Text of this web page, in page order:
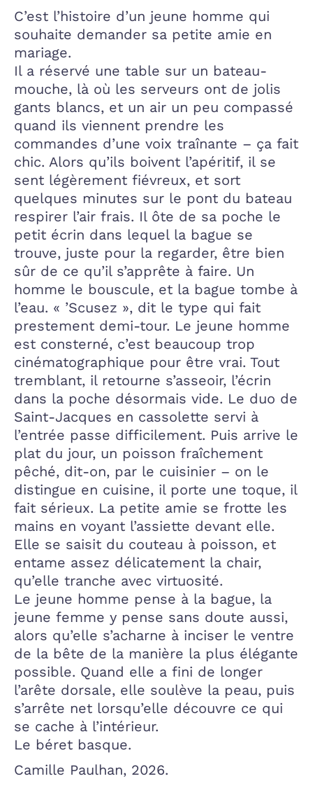
C’est l’histoire d’un jeune homme qui
souhaite demander sa petite amie en
mariage.
Il a réservé une table sur un bateau-
mouche, là où les serveurs ont de jolis
gants blancs, et un air un peu compassé
quand ils viennent prendre les
commandes d’une voix traînante – ça fait
chic. Alors qu’ils boivent l’apéritif, il se
sent légèrement fiévreux, et sort
quelques minutes sur le pont du bateau
respirer l’air frais. Il ôte de sa poche le
petit écrin dans lequel la bague se
trouve, juste pour la regarder, être bien
sûr de ce qu’il s’apprête à faire. Un
homme le bouscule, et la bague tombe à
l’eau. « ’Scusez », dit le type qui fait
prestement demi-tour. Le jeune homme
est consterné, c’est beaucoup trop
cinématographique pour être vrai. Tout
tremblant, il retourne s’asseoir, l’écrin
dans la poche désormais vide. Le duo de
Saint-Jacques en cassolette servi à
l’entrée passe difficilement. Puis arrive le
plat du jour, un poisson fraîchement
pêché, dit-on, par le cuisinier – on le
distingue en cuisine, il porte une toque, il
fait sérieux. La petite amie se frotte les
mains en voyant l’assiette devant elle.
Elle se saisit du couteau à poisson, et
entame assez délicatement la chair,
qu’elle tranche avec virtuosité.
Le jeune homme pense à la bague, la
jeune femme y pense sans doute aussi,
alors qu’elle s’acharne à inciser le ventre
de la bête de la manière la plus élégante
possible. Quand elle a fini de longer
l’arête dorsale, elle soulève la peau, puis
s’arrête net lorsqu’elle découvre ce qui
se cache à l’intérieur.
Le béret basque.
Camille Paulhan, 2026.